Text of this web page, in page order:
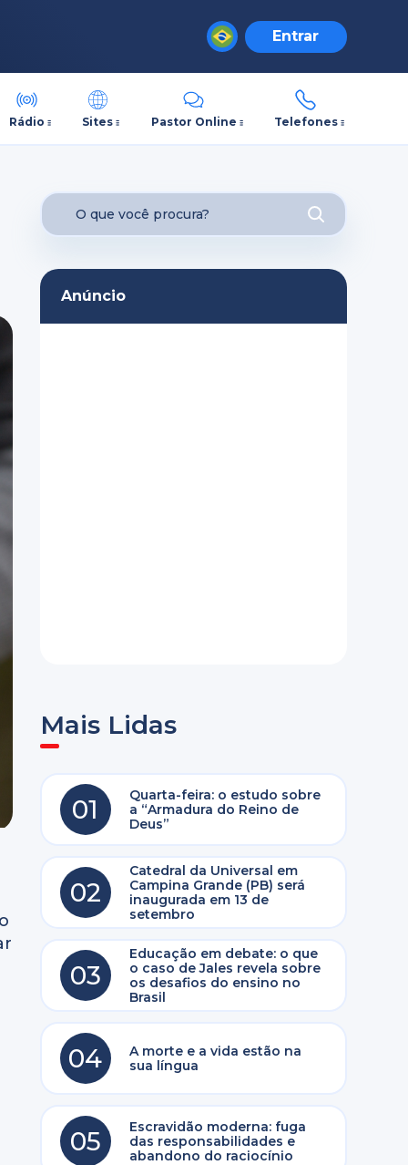
Entrar
Rádio Sites Pastor Online Telefones
Anúncio
Mais Lidas
01
Quarta-feira: o estudo sobre
a “Armadura do Reino de
Deus”
02
Catedral da Universal em
Campina Grande (PB) será
inaugurada em 13 de
setembro
03
Educação em debate: o que
o caso de Jales revela sobre
os desafios do ensino no
Brasil
04
A morte e a vida estão na
sua língua
05
Escravidão moderna: fuga
das responsabilidades e
abandono do raciocínio